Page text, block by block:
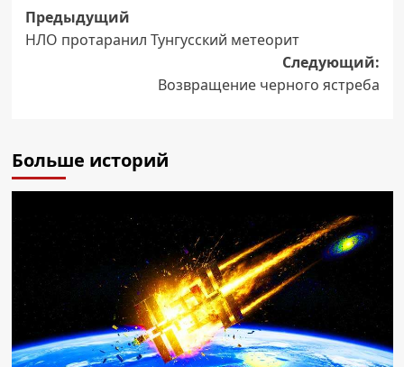
Навигация
записи
Предыдущий
НЛО протаранил Тунгусский метеорит
Следующий:
Возвращение черного ястреба
Больше историй